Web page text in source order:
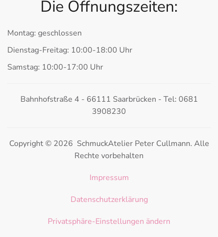
Die Öffnungszeiten:
Montag: geschlossen
Dienstag-Freitag: 10:00-18:00 Uhr
Samstag: 10:00-17:00 Uhr
Bahnhofstraße 4 - 66111 Saarbrücken - Tel: 0681
3908230
Copyright © 2026 SchmuckAtelier Peter Cullmann. Alle
Rechte vorbehalten
Impressum
Datenschutzerklärung
Privatsphäre-Einstellungen ändern